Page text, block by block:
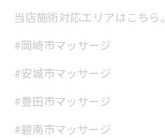
当店施術対応エリアはこちら。
#岡崎市マッサージ
#安城市マッサージ
#豊田市マッサージ
#碧南市マッサージ